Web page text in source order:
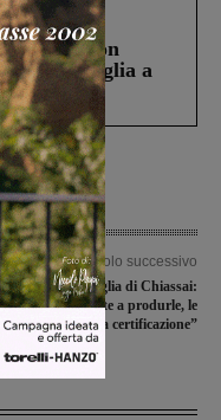
Castiglion
ucciso la figlia a
Articolo successivo
la battaglia di Chiassai:
“Aziende pronte a produrle, le
anche senza certificazione”